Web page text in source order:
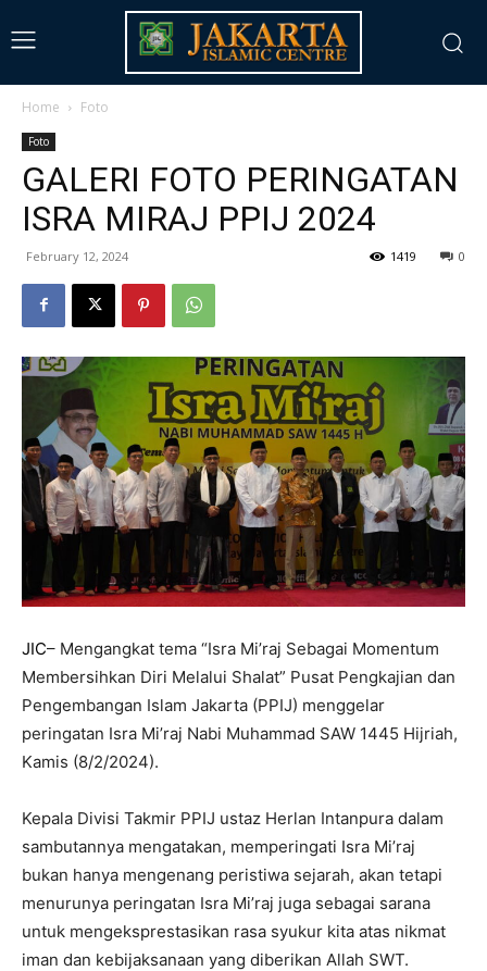
Home Foto
Foto
GALERI FOTO PERINGATAN
ISRA MIRAJ PPIJ 2024
February 12, 2024 0
1419
JIC– Mengangkat tema “Isra Mi’raj Sebagai Momentum
Membersihkan Diri Melalui Shalat” Pusat Pengkajian dan
Pengembangan Islam Jakarta (PPIJ) menggelar
peringatan Isra Mi’raj Nabi Muhammad SAW 1445 Hijriah,
Kamis (8/2/2024).
Kepala Divisi Takmir PPIJ ustaz Herlan Intanpura dalam
sambutannya mengatakan, memperingati Isra Mi’raj
bukan hanya mengenang peristiwa sejarah, akan tetapi
menurunya peringatan Isra Mi’raj juga sebagai sarana
untuk mengeksprestasikan rasa syukur kita atas nikmat
iman dan kebijaksanaan yang diberikan Allah SWT.